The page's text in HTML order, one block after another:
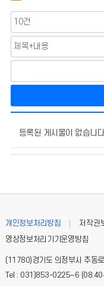
개
시
번
제
목,
등록된 게시물이 없습니
개인정보처리방침 저작권
영상정보처리기기운영방침
(11780)경기도 의정부시 추동
Tel : 031)853-0225~6